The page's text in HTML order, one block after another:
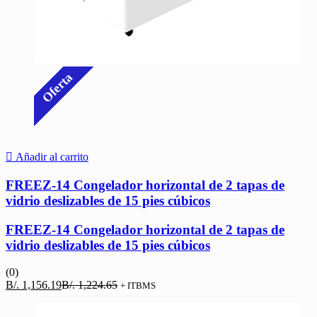
Oferta
Añadir al carrito
FREEZ-14 Congelador horizontal de 2 tapas de
vidrio deslizables de 15 pies cúbicos
FREEZ-14 Congelador horizontal de 2 tapas de
vidrio deslizables de 15 pies cúbicos
(0)
B/. 1,156.19El
B/.1,224.65 El
+ ITBMS